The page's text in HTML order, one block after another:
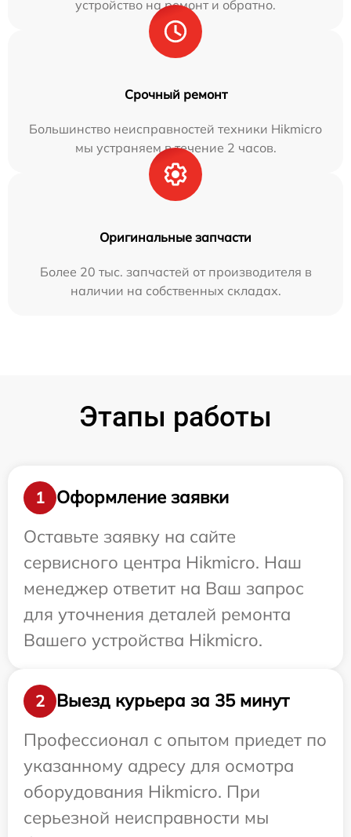
устройство на ремонт и обратно.
Срочный ремонт
Большинство неисправностей техники Hikmicro
мы устраняем в течение 2 часов.
Оригинальные запчасти
Более 20 тыс. запчастей от производителя в
наличии на собственных складах.
Этапы работы
1
Оформление заявки
Оставьте заявку на сайте
сервисного центра Hikmicro. Наш
менеджер ответит на Ваш запрос
для уточнения деталей ремонта
Вашего устройства Hikmicro.
2
Выезд курьера за 35 минут
Профессионал с опытом приедет по
указанному адресу для осмотра
оборудования Hikmicro. При
серьезной неисправности мы